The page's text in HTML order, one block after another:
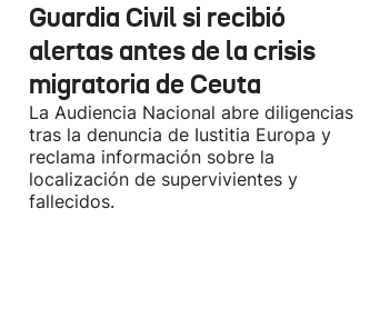
Guardia Civil si recibió
alertas antes de la crisis
migratoria de Ceuta
La Audiencia Nacional abre diligencias
tras la denuncia de Iustitia Europa y
reclama información sobre la
localización de supervivientes y
fallecidos.